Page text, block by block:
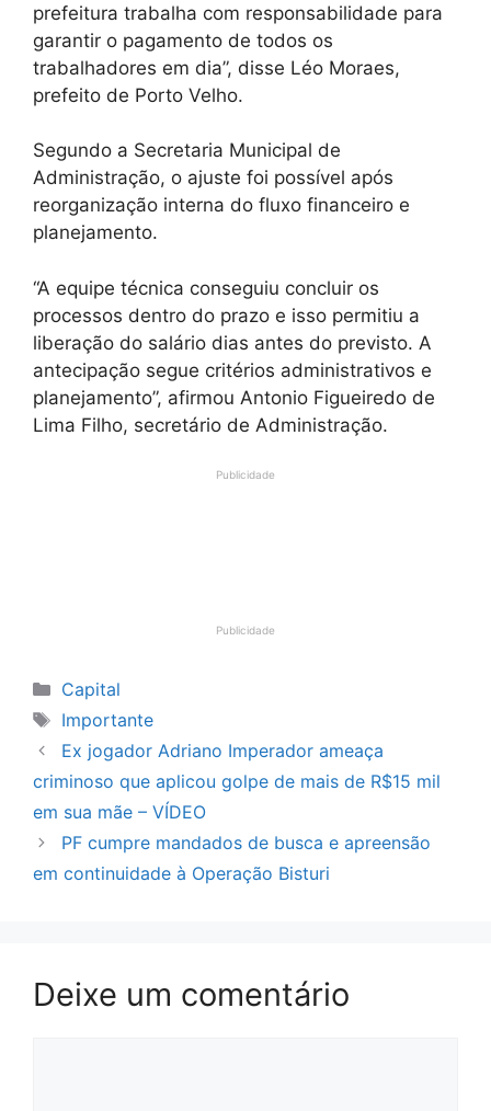
prefeitura trabalha com responsabilidade para
garantir o pagamento de todos os
trabalhadores em dia”, disse Léo Moraes,
prefeito de Porto Velho.
Segundo a Secretaria Municipal de
Administração, o ajuste foi possível após
reorganização interna do fluxo financeiro e
planejamento.
“A equipe técnica conseguiu concluir os
processos dentro do prazo e isso permitiu a
liberação do salário dias antes do previsto. A
antecipação segue critérios administrativos e
planejamento”, afirmou Antonio Figueiredo de
Lima Filho, secretário de Administração.
Publicidade
Publicidade
Categorias
Capital
Tags
Importante
Ex jogador Adriano Imperador ameaça
criminoso que aplicou golpe de mais de R$15 mil
em sua mãe – VÍDEO
PF cumpre mandados de busca e apreensão
em continuidade à Operação Bisturi
Deixe um comentário